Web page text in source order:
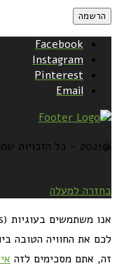
Facebook
Instagram
Pinterest
Email
@2021 - כל הזכויות שמורות למירב גביש | ביצוע
בחזרה למעלה
לכם את החוויה הטובה
זה, אתם מסכימים לזה